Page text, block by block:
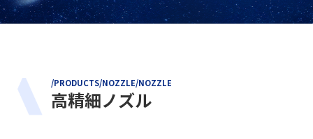
/PRODUCTS/NOZZLE/NOZZLE
高精細ノズル